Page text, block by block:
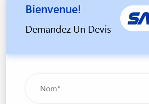
Bienvenue!
Demandez Un Devis